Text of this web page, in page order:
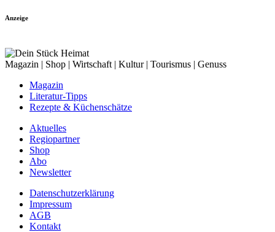
Anzeige
Magazin | Shop | Wirtschaft | Kultur | Tourismus | Genuss
Magazin
Literatur-Tipps
Rezepte & Küchenschätze
Aktuelles
Regiopartner
Shop
Abo
Newsletter
Datenschutzerklärung
Impressum
AGB
Kontakt